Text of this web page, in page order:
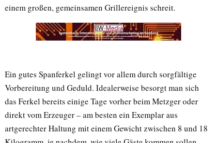
einem großen, gemeinsamen Grillereignis schreit.
Ein gutes Spanferkel gelingt vor allem durch sorgfältige
Vorbereitung und Geduld. Idealerweise besorgt man sich
das Ferkel bereits einige Tage vorher beim Metzger oder
direkt vom Erzeuger – am besten ein Exemplar aus
artgerechter Haltung mit einem Gewicht zwischen 8 und 18